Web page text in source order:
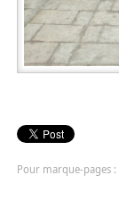
Pour marque-pages :